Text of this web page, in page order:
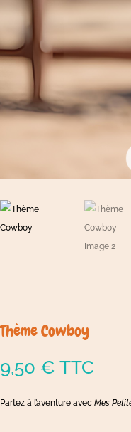
Thème Cowboy
9,50 € TTC
Partez à l’aventure avec Mes